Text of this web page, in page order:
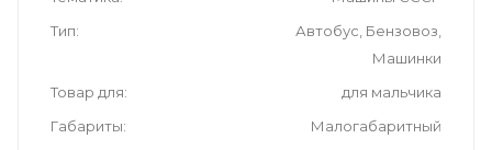
Тип
Автобус, Бензовоз,
Машинки
Товар для
для мальчика
Габариты
Малогабаритный